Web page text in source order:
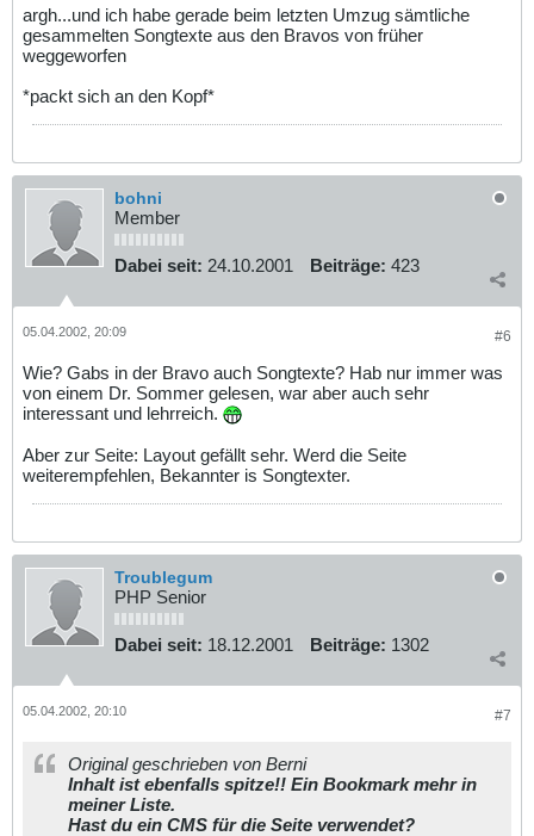
argh...und ich habe gerade beim letzten Umzug sämtliche
gesammelten Songtexte aus den Bravos von früher
weggeworfen
*packt sich an den Kopf*
bohni
Member
Dabei seit: 24.10.2001 Beiträge: 423
#6
05.04.2002, 20:09
Wie? Gabs in der Bravo auch Songtexte? Hab nur immer was
von einem Dr. Sommer gelesen, war aber auch sehr
interessant und lehrreich.
Aber zur Seite: Layout gefällt sehr. Werd die Seite
weiterempfehlen, Bekannter is Songtexter.
Troublegum
PHP Senior
Dabei seit: 18.12.2001 Beiträge: 1302
#7
05.04.2002, 20:10
Original geschrieben von Berni
Inhalt ist ebenfalls spitze!! Ein Bookmark mehr in
meiner Liste.
Hast du ein CMS für die Seite verwendet?